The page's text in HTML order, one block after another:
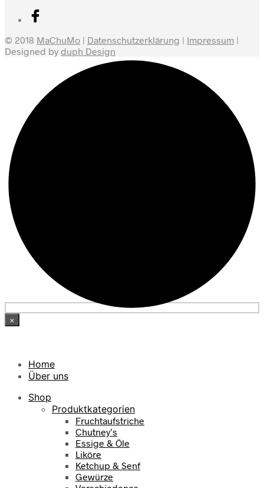
© 2018 MaChuMo | Datenschutzerklärung | Impressum |
Designed by duph Design
×
Home
Über uns
Shop
Produktkategorien
Fruchtaufstriche
Chutney’s
Essige & Öle
Liköre
Ketchup & Senf
Gewürze